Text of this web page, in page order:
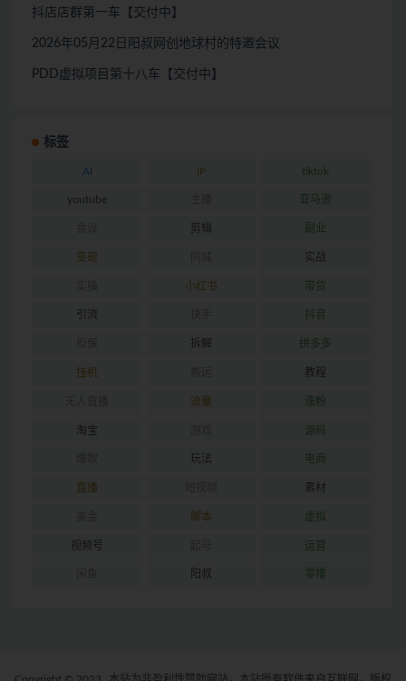
抖店店群第一车【交付中】
2026年05月22日阳叔网创地球村的特邀会议
PDD虚拟项目第十八车【交付中】
标签
AI IP tiktok
youtube 亚马逊
剪辑 副业
变现 实战
小红书 带货
引流 抖音
拆解 拼多多
挂机 教程
流量 涨粉
淘宝 源码
玩法 电商
直播 素材
脚本 虚拟
视频号 运营
阳叔 零撸